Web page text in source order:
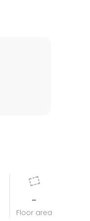
-
Floor area